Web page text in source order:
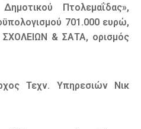
Δημοτικού Πτολεμαΐδας»,
701.000 ευρώ,
& ΣΑΤΑ, ορισμός
Τεχν. Υπηρεσιών Νικ